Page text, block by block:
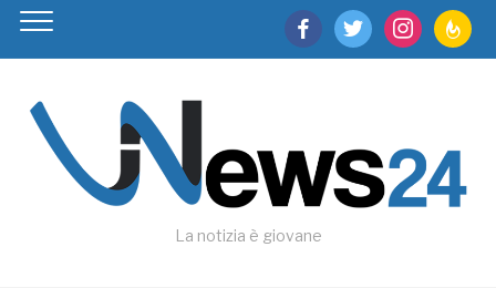
facebooktwitter instagram
La notizia è giovane